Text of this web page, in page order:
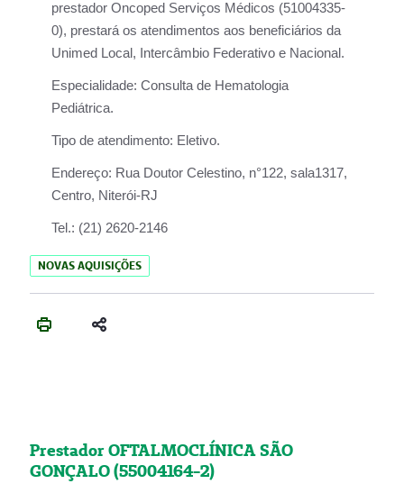
prestador Oncoped Serviços Médicos (51004335-
0), prestará os atendimentos aos beneficiários da
Unimed Local, Intercâmbio Federativo e Nacional.
Especialidade: Consulta de Hematologia
Pediátrica.
Tipo de atendimento: Eletivo.
Endereço: Rua Doutor Celestino, n°122, sala1317,
Centro, Niterói-RJ
Tel.: (21) 2620-2146
NOVAS AQUISIÇÕES
Prestador OFTALMOCLÍNICA SÃO
GONÇALO (55004164-2)